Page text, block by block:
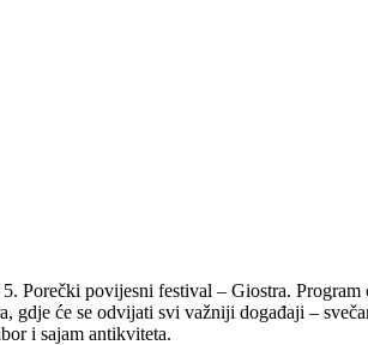
Porečki povijesni festival – Giostra.
će se odvijati svi važniji događaji –
i sajam antikviteta.